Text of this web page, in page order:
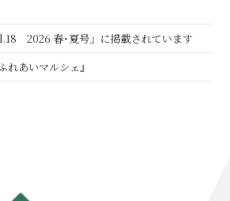
2026 春･夏号」に掲載されています
れあいマルシェ』